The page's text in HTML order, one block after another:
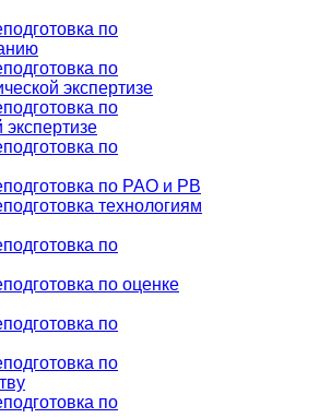
по
по
экспертизе
по
по
по РАО и РВ
технологиям
по
по оценке
по
по
по